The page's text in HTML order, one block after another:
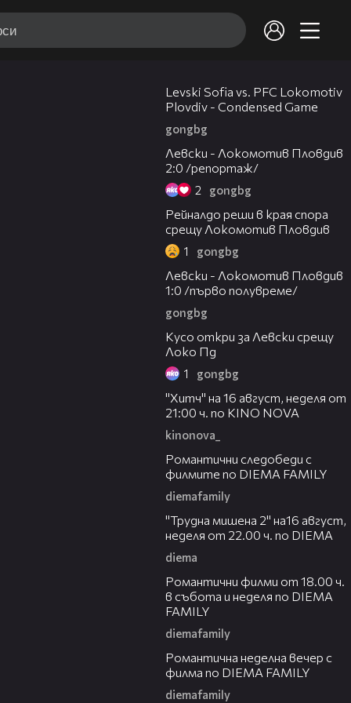
Levski Sofia vs. PFC Lokomotiv
Plovdiv - Condensed Game
gongbg
Левски - Локомотив Пловдив
2:0 /репортаж/
2 gongbg
Рейналдо реши в края спора
срещу Локомотив Пловдив
1 gongbg
Левски - Локомотив Пловдив
1:0 /първо полувреме/
gongbg
Кусо откри за Левски срещу
Локо Пд
1 gongbg
"Хитч" на 16 август, неделя от
21:00 ч. по KINO NOVA
kinonova_
Романтични следобеди с
филмите по DIEMA FAMILY
diemafamily
"Трудна мишена 2" на16 август,
неделя от 22.00 ч. по DIEMA
diema
Романтични филми от 18.00 ч.
в събота и неделя по DIEMA
FAMILY
diemafamily
Романтичнa неделна вечер с
филма по DIEMA FAMILY
diemafamily